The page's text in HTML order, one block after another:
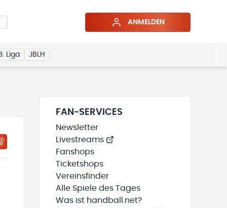
ANMELDEN
Liga JBLH
FAN-SERVICES
Newsletter
Livestreams
Fanshops
Ticketshops
Vereinsfinder
Alle Spiele des Tages
Was ist handball.net?